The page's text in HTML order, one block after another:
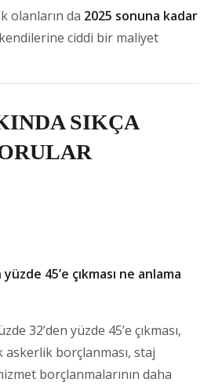
olanların da 2025 sonuna kadar
kendilerine ciddi bir maliyet
SIKÇA
45’e çıkması ne anlama
32’den yüzde 45’e çıkması,
askerlik borçlanması, staj
borçlanmalarının daha